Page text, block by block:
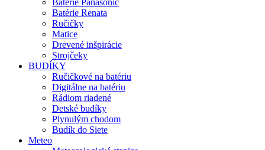
Batérie Panasonic
Batérie Renata
Ručičky
Matice
Drevené inšpirácie
Strojčeky
BUDÍKY
Ručičkové na batériu
Digitálne na batériu
Rádiom riadené
Detské budíky
Plynulým chodom
Budík do Siete
Meteo